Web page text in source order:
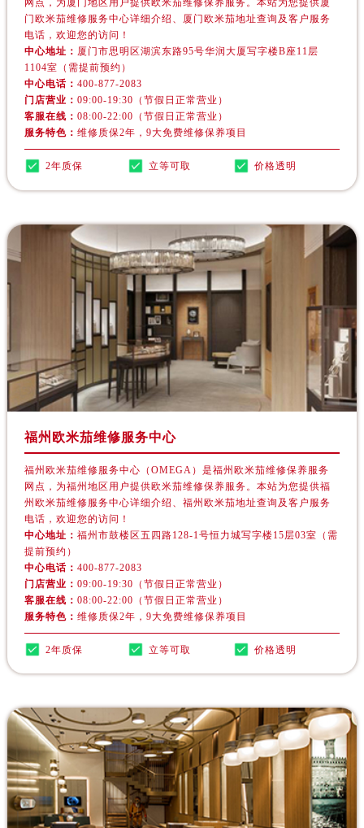
山东省烟台市芝罘区胜利路139号万达金融中心A座907室欧米茄售后服务中心（需提前预约）
海南省海口市龙华区金贸东路5号海口华润大厦B座17层1707室欧米茄售后服务中心（需提前预约）
兰州市七里河区西津西路16号兰州中心写字楼21层2102室欧米茄售后服务中心（需提前预约）
节假日正常营业！
网点，为厦门地区用户提供欧米茄维修保养服务。本站为您提供厦
门欧米茄维修服务中心详细介绍、厦门欧米茄地址查询及客户服务
电话，欢迎您的访问！
中心地址： 厦门市思明区湖滨东路95号华润大厦写字楼B座11层
1104室（需提前预约）
中心电话：400-877-2083
门店营业：09:00-19:30（节假日正常营业）
客服在线：08:00-22:00（节假日正常营业）
服务特色：维修质保2年，9大免费维修保养项目
2年质保 立等可取 价格透明
福州欧米茄维修服务中心
福州欧米茄维修服务中心（OMEGA）是福州欧米茄维修保养服务
网点，为福州地区用户提供欧米茄维修保养服务。本站为您提供福
州欧米茄维修服务中心详细介绍、福州欧米茄地址查询及客户服务
电话，欢迎您的访问！
中心地址：福州市鼓楼区五四路128-1号恒力城写字楼15层03室（需
提前预约）
中心电话：400-877-2083
门店营业：09:00-19:30（节假日正常营业）
客服在线：08:00-22:00（节假日正常营业）
服务特色：维修质保2年，9大免费维修保养项目
2年质保 立等可取 价格透明